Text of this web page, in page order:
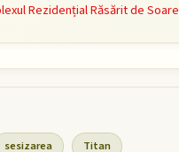
Rezidențial Răsărit de Soare
sesizarea Titan